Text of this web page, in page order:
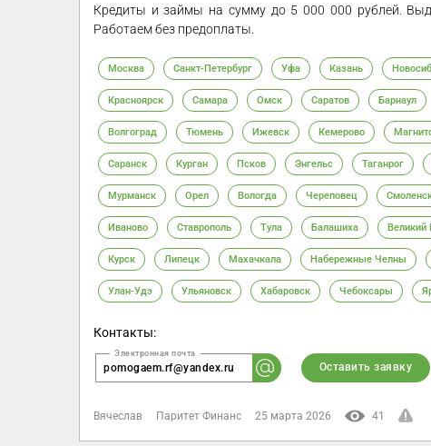
Кредиты и займы на сумму до 5 000 000 рублей.
Работаем без предоплаты.
Москва Санкт-Петербург Уфа Казань
Красноярск Самара Омск Саратов Барнаул
Волгоград Тюмень Ижевск Кемерово
Саранск Курган Псков Энгельс Таганрог
Мурманск Орел Вологда Череповец
Иваново Ставрополь Тула Балашиха Великий
Курск Липецк Махачкала Набережные Челны
Улан-Удэ Ульяновск Хабаровск Чебоксары
Контакты:
pomogaem.rf@yandex.ru Оставить заявку
Вячеслав Паритет Финанс 25 марта 2026 41